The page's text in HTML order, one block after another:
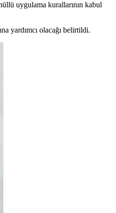
uygulama kurallarının kabul
yardımcı olacağı belirtildi.